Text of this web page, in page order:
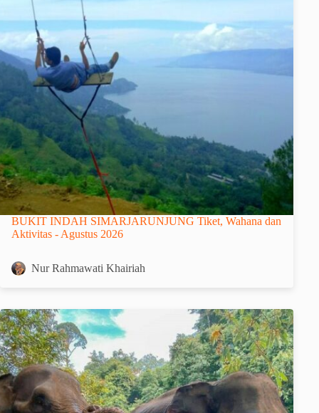
BUKIT INDAH SIMARJARUNJUNG Tiket, Wahana dan
Aktivitas - Agustus 2026
Nur Rahmawati Khairiah